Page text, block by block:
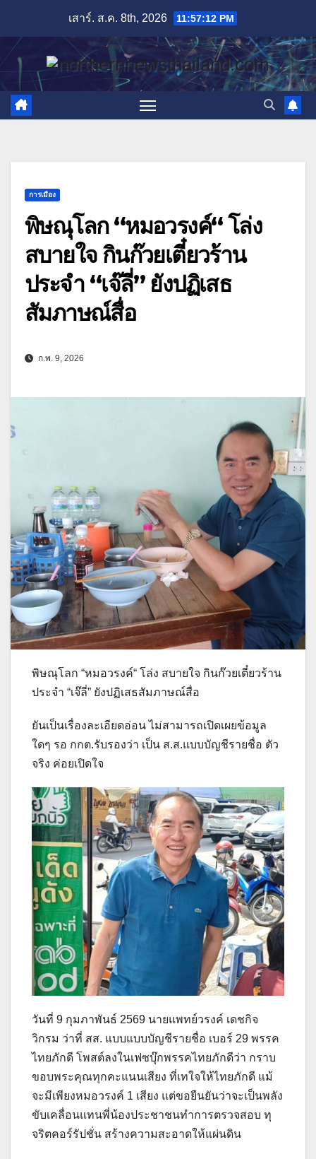
content
เสาร์. ส.ค. 8th, 2026 11:57:13 PM
การเมือง
พิษณุโลก “หมอวรงค์“ โล่ง
สบายใจ กินก๊วยเตี๋ยวร้าน
ประจำ “เจ๊ลี่” ยังปฏิเสธ
สัมภาษณ์สื่อ
ก.พ. 9, 2026
พิษณุโลก “หมอวรงค์“ โล่ง สบายใจ กินก๊วยเตี๋ยวร้าน
ประจำ “เจ๊ลี่” ยังปฏิเสธสัมภาษณ์สื่อ
ยันเป็นเรื่องละเอียดอ่อน ไม่สามารถเปิดเผยข้อมูล
ใดๆ รอ กกต.รับรองว่า เป็น ส.ส.แบบบัญชีรายชื่อ ตัว
จริง ค่อยเปิดใจ
วันที่ 9 กุมภาพันธ์ 2569 นายแพทย์วรงค์ เดชกิจ
วิกรม ว่าที่ สส. แบบแบบบัญชีรายชื่อ เบอร์ 29 พรรค
ไทยภักดี โพสต์ลงในเฟซบุ๊กพรรคไทยภักดีว่า กราบ
ขอบพระคุณทุกคะแนนเสียง ที่เทใจให้ไทยภักดี แม้
จะมีเพียงหมอวรงค์ 1 เสียง แต่ขอยืนยันว่าจะเป็นพลัง
ขับเคลื่อนแทนพี่น้องประชาชนทำการตรวจสอบ ทุ
จริตคอร์รัปชั่น สร้างความสะอาดให้แผ่นดิน